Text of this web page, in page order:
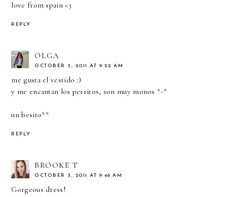
love from spain <3
REPLY
OLGA
OCTOBER 3, 2011 AT 9:22 AM
me gusta el vestido :)
y me encantan los perritos, son muy monos *-*
un besito**
REPLY
BROOKE T
OCTOBER 3, 2011 AT 9:46 AM
Gorgeous dress!